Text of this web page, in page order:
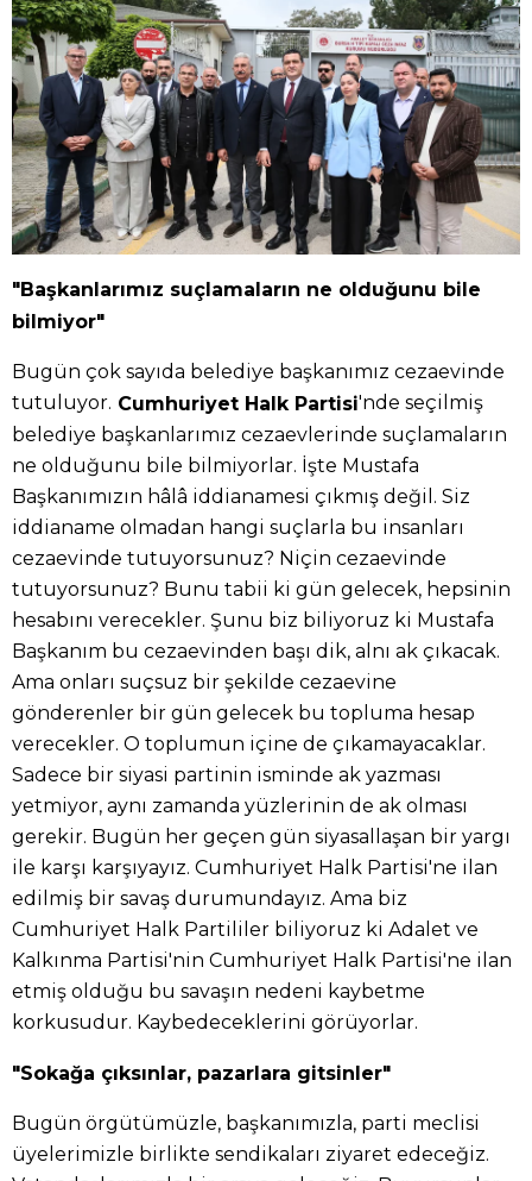
"Başkanlarımız suçlamaların ne olduğunu bile
bilmiyor"
Bugün çok sayıda belediye başkanımız cezaevinde
tutuluyor. Cumhuriyet Halk Partisi'nde seçilmiş
belediye başkanlarımız cezaevlerinde suçlamaların
ne olduğunu bile bilmiyorlar. İşte Mustafa
Başkanımızın hâlâ iddianamesi çıkmış değil. Siz
iddianame olmadan hangi suçlarla bu insanları
cezaevinde tutuyorsunuz? Niçin cezaevinde
tutuyorsunuz? Bunu tabii ki gün gelecek, hepsinin
hesabını verecekler. Şunu biz biliyoruz ki Mustafa
Başkanım bu cezaevinden başı dik, alnı ak çıkacak.
Ama onları suçsuz bir şekilde cezaevine
gönderenler bir gün gelecek bu topluma hesap
verecekler. O toplumun içine de çıkamayacaklar.
Sadece bir siyasi partinin isminde ak yazması
yetmiyor, aynı zamanda yüzlerinin de ak olması
gerekir. Bugün her geçen gün siyasallaşan bir yargı
ile karşı karşıyayız. Cumhuriyet Halk Partisi'ne ilan
edilmiş bir savaş durumundayız. Ama biz
Cumhuriyet Halk Partililer biliyoruz ki Adalet ve
Kalkınma Partisi'nin Cumhuriyet Halk Partisi'ne ilan
etmiş olduğu bu savaşın nedeni kaybetme
korkusudur. Kaybedeceklerini görüyorlar.
"Sokağa çıksınlar, pazarlara gitsinler"
Bugün örgütümüzle, başkanımızla, parti meclisi
üyelerimizle birlikte sendikaları ziyaret edeceğiz.